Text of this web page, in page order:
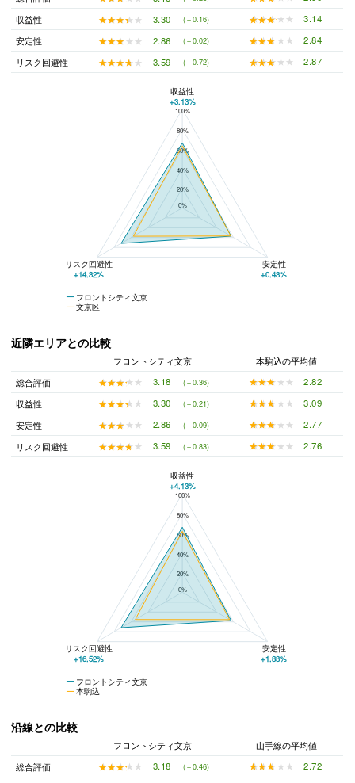
収益性
★★★★★
★★★★★ 3.30 (＋0.16) ★★★★★
★★★★★
3.14
安定性
★★★★★
★★★★★ 2.86 (＋0.02) ★★★★★
★★★★★
2.84
リスク回避性
★★★★★
★★★★★ 3.59 (＋0.72) ★★★★★
★★★★★ 2.87
フロントシティ文京と文京区の平均値の総合評価の比較
100%
80%
60%
40%
20%
0%
フロントシティ文京
文京区
収益性
+3.13%
リスク回避性
+14.32%
安定性
+0.43%
近隣エリアとの比較
フロントシティ文京
本駒込の平均値
総合評価
★★★★★
★★★★★ 3.18 (＋0.36) ★★★★★
★★★★★
2.82
収益性
★★★★★
★★★★★ 3.30 (＋0.21) ★★★★★
★★★★★
3.09
安定性
★★★★★
★★★★★ 2.86 (＋0.09) ★★★★★
★★★★★
2.77
リスク回避性
★★★★★
★★★★★ 3.59 (＋0.83) ★★★★★
★★★★★ 2.76
フロントシティ文京と本駒込の平均値の総合評価の比較
100%
80%
60%
40%
20%
0%
フロントシティ文京
本駒込
収益性
+4.13%
リスク回避性
+16.52%
安定性
+1.83%
沿線との比較
フロントシティ文京
山手線の平均値
総合評価
★★★★★
★★★★★ 3.18 (＋0.46) ★★★★★
★★★★★
2.72